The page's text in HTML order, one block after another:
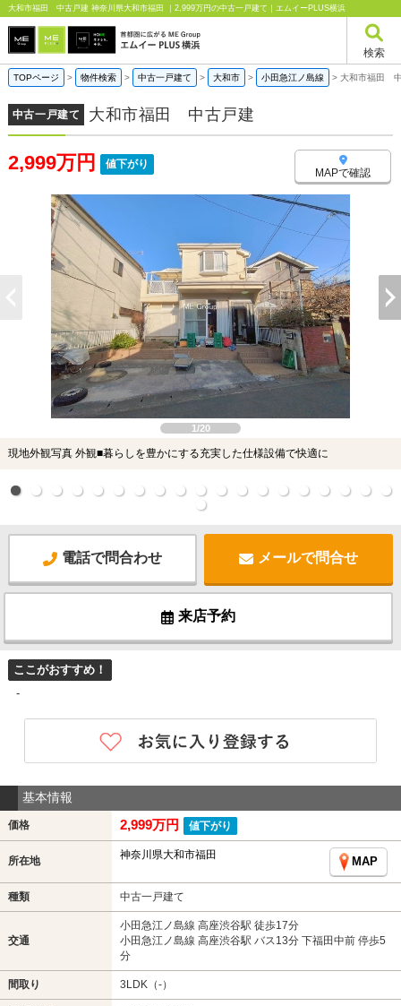
大和市福田 中古戸建 神奈川県大和市福田 ｜2,999万円の中古一戸建て｜エムイーPLUS横浜
検索
TOPページ > 物件検索 > 中古一戸建て > 大和市 > 小田急江ノ島線 > 大和市福田
中古一戸建て 大和市福田 中古戸建
2,999万円 値下がり
MAPで確認
1/20
現地外観写真 外観■暮らしを豊かにする充実した仕様設備で快適に
電話で問合わせ メールで問合せ
来店予約
ここがおすすめ！
-
基本情報
価格 2,999万円 値下がり
所在地 神奈川県大和市福田
MAP
種類 中古一戸建て
交通
小田急江ノ島線 高座渋谷駅 徒歩17分
小田急江ノ島線 高座渋谷駅 バス13分 下福田中前 停歩5
分
間取り 3LDK（-）